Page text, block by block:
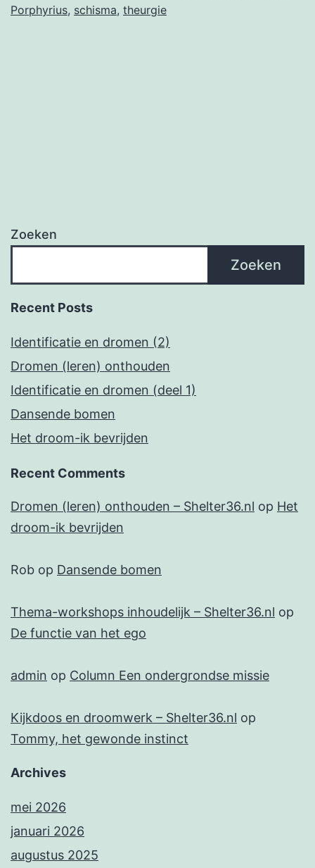
Porphyrius, schisma, theurgie
Zoeken
Zoeken
Recent Posts
Identificatie en dromen (2)
Dromen (leren) onthouden
Identificatie en dromen (deel 1)
Dansende bomen
Het droom-ik bevrijden
Recent Comments
Dromen (leren) onthouden – Shelter36.nl op Het
droom-ik bevrijden
Rob op Dansende bomen
Thema-workshops inhoudelijk – Shelter36.nl op
De functie van het ego
admin op Column Een ondergrondse missie
Kijkdoos en droomwerk – Shelter36.nl op
Tommy, het gewonde instinct
Archives
mei 2026
januari 2026
augustus 2025